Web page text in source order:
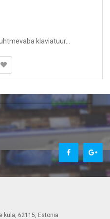
klaviatuur...
küla, 62115, Estonia